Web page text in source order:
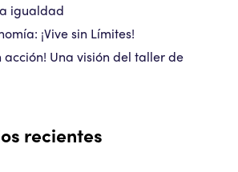
igualdad
¡Vive sin Límites!
acción! Una visión del taller de
recientes